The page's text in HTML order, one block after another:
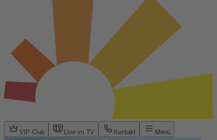
VIP Club Live im TV Kontakt Menü